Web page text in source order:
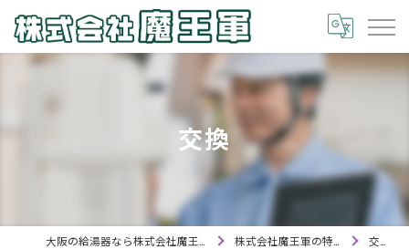
交換
株式会社魔王軍の特徴 交換